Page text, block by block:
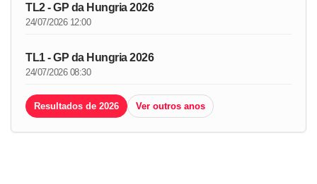
TL2 - GP da Hungria 2026
24/07/2026 12:00
TL1 - GP da Hungria 2026
24/07/2026 08:30
Resultados de 2026 Ver outros anos